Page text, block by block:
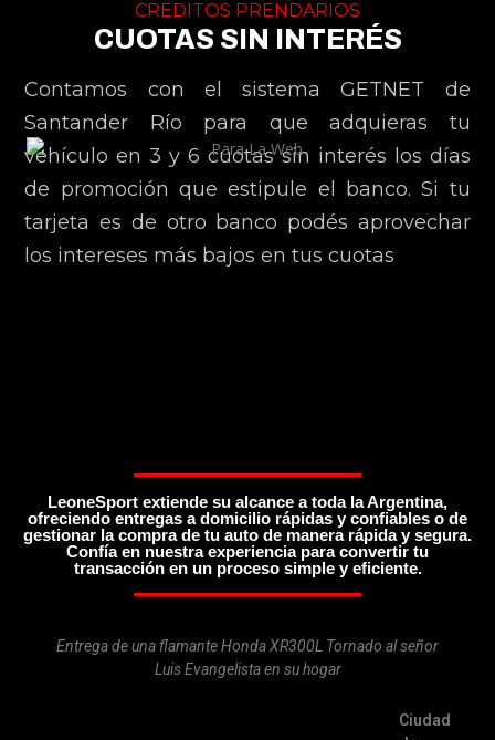
CREDITOS PRENDARIOS
CUOTAS SIN INTERÉS
Contamos con el sistema GETNET de
Santander Río para que adquieras tu
vehículo en 3 y 6 cuotas sin interés los días
de promoción que estipule el banco. Si tu
tarjeta es de otro banco podés aprovechar
los intereses más bajos en tus cuotas
LeoneSport extiende su alcance a toda la Argentina,
ofreciendo entregas a domicilio rápidas y confiables o de
gestionar la compra de tu auto de manera rápida y segura.
Confía en nuestra experiencia para convertir tu
transacción en un proceso simple y eficiente.
Entrega de una flamante Honda XR300L Tornado al señor
Luis Evangelista en su hogar
Ciudad